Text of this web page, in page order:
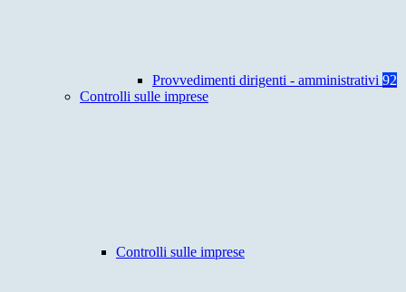
Provvedimenti dirigenti - amministrativi 92
Controlli sulle imprese
Controlli sulle imprese